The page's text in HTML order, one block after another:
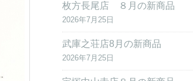
枚方長尾店 ８月の新商品
2026年7月25日
武庫之荘店8月の新商品
2026年7月25日